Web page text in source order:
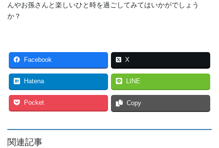
んやお孫さんと楽しいひと時を過ごしてみてはいかがでしょう
か？
Facebook X
Hatena LINE
Pocket Copy
関連記事